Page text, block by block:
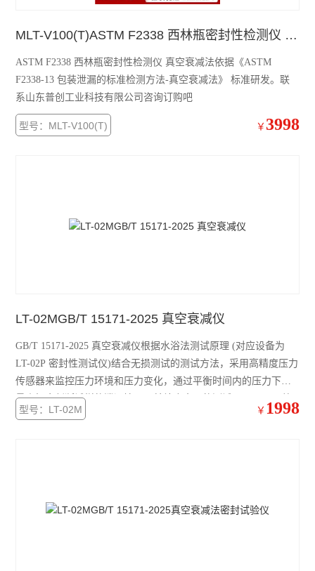
泄漏与密封强度测试仪
正压密封测试仪
负压密封测试仪
无损密封测试仪
MLT-V100(T)ASTM F2338 西林瓶密封性检测仪 真空衰减法
ASTM F2338 西林瓶密封性检测仪 真空衰减法依据《ASTM
F2338-13 包装泄漏的标准检测方法-真空衰减法》 标准研发。联
系山东普创工业科技有限公司咨询订购吧
型号：MLT-V100(T) ￥ 3998
LT-02MGB/T 15171-2025 真空衰减仪
GB/T 15171-2025 真空衰减仪根据水浴法测试原理 (对应设备为
LT-02P 密封性测试仪)结合无损测试的测试方法，采用高精度压力
传感器来监控压力环境和压力变化，通过平衡时间内的压力下降
量来初步判断试样的泄漏情况，并结合夹具的测试原理，可以总
体判断试样的泄漏情况。
型号：LT-02M ￥ 1998